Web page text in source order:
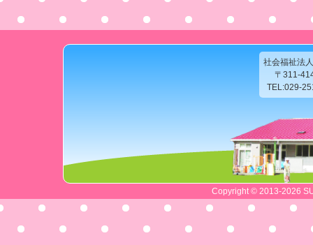
社会福祉法
〒311-
TEL:029-
Copyright © 2013-2026